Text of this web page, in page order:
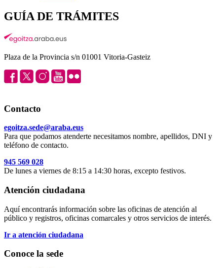
GUÍA DE TRÁMITES
Plaza de la Provincia s/n 01001 Vitoria-Gasteiz
Contacto
egoitza.sede@araba.eus
Para que podamos atenderte necesitamos nombre, apellidos, DNI y
teléfono de contacto.
945 569 028
De lunes a viernes de 8:15 a 14:30 horas, excepto festivos.
Atención ciudadana
Aquí encontrarás información sobre las oficinas de atención al
público y registros, oficinas comarcales y otros servicios de interés.
Ir a atención ciudadana
Conoce la sede